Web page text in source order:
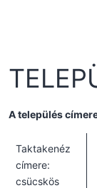
A település
Taktakenéz
címere:
csücskös